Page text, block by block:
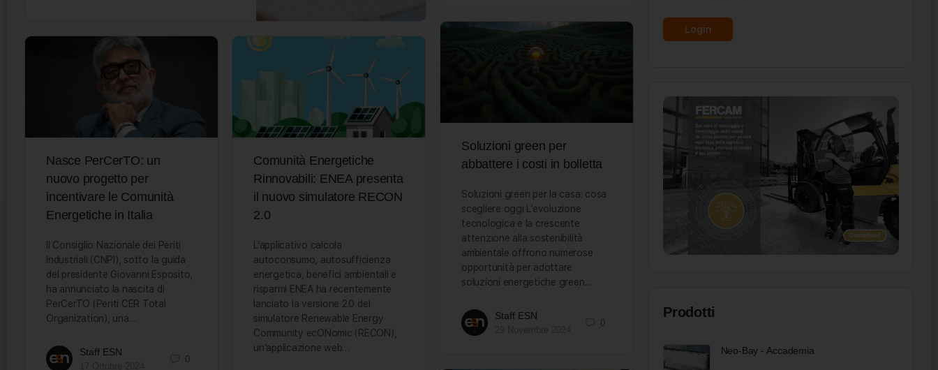
Soluzioni green per
abbattere i costi in bolletta
Soluzioni green per la casa: cosa
scegliere oggi L’evoluzione
tecnologica e la crescente
attenzione alla sostenibilità
ambientale offrono numerose
opportunità per adottare
soluzioni energetiche green…
Staff ESN
0
Nasce PerCerTO: un
nuovo progetto per
incentivare le Comunità
Energetiche in Italia
Il Consiglio Nazionale dei Periti
Industriali (CNPI), sotto la guida
del presidente Giovanni Esposito,
ha annunciato la nascita di
PerCerTO (Periti CER Total
Organization), una…
Staff ESN
0
Comunità Energetiche
Rinnovabili: ENEA presenta
il nuovo simulatore RECON
2.0
L’applicativo calcola
autoconsumo, autosufficienza
energetica, benefici ambientali e
risparmi ENEA ha recentemente
lanciato la versione 2.0 del
simulatore Renewable Energy
Community ecONomic (RECON),
un’applicazione web…
Prodotti
Neo-Bay - Accademia